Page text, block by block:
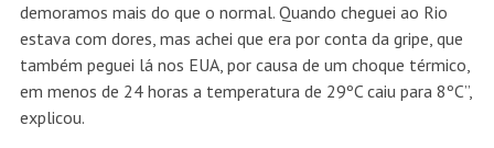
demoramos mais do que o normal. Quando cheguei ao Rio
estava com dores, mas achei que era por conta da gripe, que
também peguei lá nos EUA, por causa de um choque térmico,
em menos de 24 horas a temperatura de 29ºC caiu para 8ºC”,
explicou.